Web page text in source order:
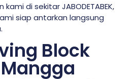
di sekitar JABODETABEK,
siap antarkan langsung
Block